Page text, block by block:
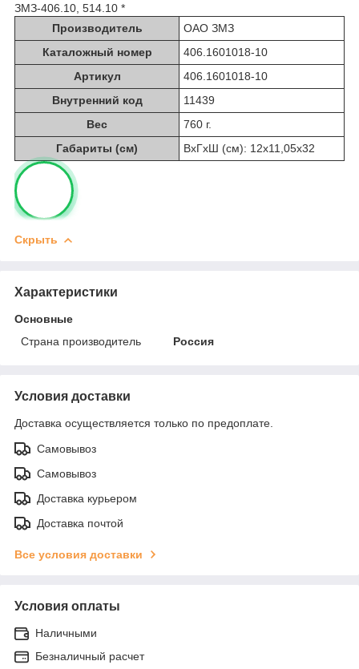
ЗМЗ-406.10, 514.10 *
Производитель
ОАО ЗМЗ
Каталожный номер
406.1601018-10
Артикул
406.1601018-10
Внутренний код
11439
Вес
760 г.
Габариты (см)
ВхГхШ (см): 12х11,05х32
Скрыть
Характеристики
Основные
Страна производитель
Россия
Условия доставки
Доставка осуществляется только по предоплате.
Самовывоз
Самовывоз
Доставка курьером
Доставка почтой
Все условия доставки
Условия оплаты
Наличными
Безналичный расчет